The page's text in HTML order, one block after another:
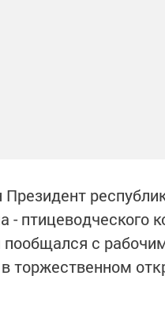
Президент
- птицеводческого
пообщался с
торжественном